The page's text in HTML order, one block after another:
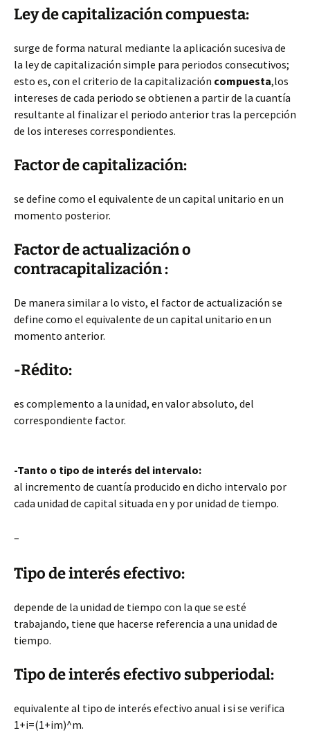
Ley de capitalización compuesta:
surge de forma natural mediante la aplicación sucesiva de
la ley de capitalización simple para periodos consecutivos;
esto es, con el criterio de la capitalización compuesta,los
intereses de cada periodo se obtienen a partir de la cuantía
resultante al finalizar el periodo anterior tras la percepción
de los intereses correspondientes.
Factor de capitalización:
se define como el equivalente de un capital unitario en un
momento posterior.
Factor de actualización o
contracapitalización :
De manera similar a lo visto, el factor de actualización se
define como el equivalente de un capital unitario en un
momento anterior.
-Rédito:
es complemento a la unidad, en valor absoluto, del
correspondiente factor.
-Tanto o tipo de interés del intervalo:
al incremento de cuantía producido en dicho intervalo por
cada unidad de capital situada en y por unidad de tiempo.
–
Tipo de interés efectivo:
depende de la unidad de tiempo con la que se esté
trabajando, tiene que hacerse referencia a una unidad de
tiempo.
Tipo de interés efectivo subperiodal:
equivalente al tipo de interés efectivo anual i si se verifica
1+i=(1+im)^m.